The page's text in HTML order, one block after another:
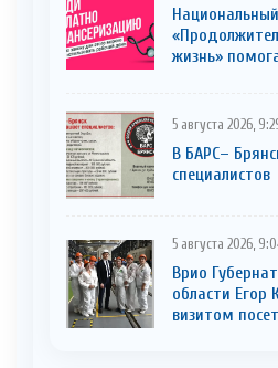
жизнь»
5 августа 2026,
В БАРС–
cпециaлистoв
5 августа 2026,
Врио
области Егор
визитом